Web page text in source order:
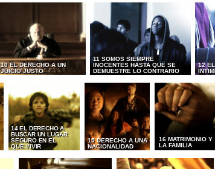
10 EL DERECHO A UN
JUICIO JUSTO
11 SOMOS SIEMPRE
INOCENTES HASTA QUE SE
DEMUESTRE LO CONTRARIO
12
14 EL DERECHO A
BUSCAR UN LUGAR
SEGURO EN EL
QUE VIVIR
15 DERECHO A UNA
NACIONALIDAD
16 MATRIMONIO Y
LA FAMILIA